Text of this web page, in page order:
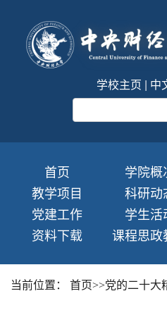
学校主页 | 中
首页 学院概
教学项目
科研动
党建工作
学生活
资料下载
课程思政
当前位置： 首页>>党的二十大